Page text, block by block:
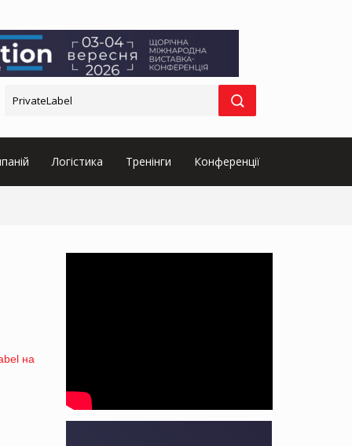
Логістика Тренінги Конференції
на